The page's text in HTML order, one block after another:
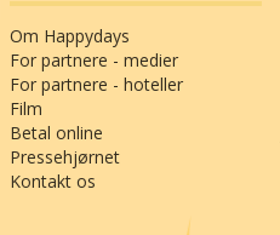
Om Happydays
For partnere - medier
For partnere - hoteller
Film
Betal online
Pressehjørnet
Kontakt os